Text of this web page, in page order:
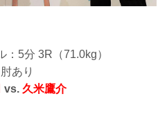
：5分 3R（71.0kg）
あり
vs. 久米鷹介